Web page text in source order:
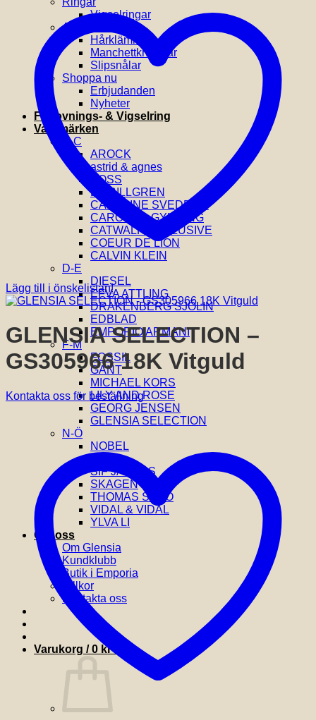
Vigselringar
Accessoarer
Hårklämmor
Manchettknappar
Slipsnålar
Shoppa nu
Erbjudanden
Nyheter
Förlovnings- & Vigselring
Varumärken
A-C
AROCK
astrid & agnes
BOSS
BY BILLGREN
CAROLINE SVEDBOM
CAROLINA GYNNING
CATWALK EXCLUSIVE
COEUR DE LION
CALVIN KLEIN
D-E
DIESEL
EFVA ATTLING
DRAKENBERG SJÖLIN
EDBLAD
EMPORIO ARMANI
F-M
FOSSIL
GANT
MICHAEL KORS
LILY AND ROSE
GEORG JENSEN
GLENSIA SELECTION
N-Ö
NOBEL
SIF JAKOBS
SKAGEN
THOMAS SABO
VIDAL & VIDAL
YLVA LI
Om oss
Om Glensia
Kundklubb
Butik i Emporia
Villkor
Kontakta oss
Varukorg /0 kr
Lägg till i önskelistan!
GLENSIA SELECTION –
GS305966 18K Vitguld
Kontakta oss för beställning